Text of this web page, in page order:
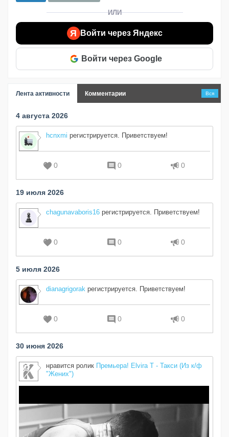
ИЛИ
Я Войти через Яндекс
Войти через Google
Лента активности Комментарии Вся
4 августа 2026
hcnxmi регистрируется. Приветствуем!
0 0 0
19 июля 2026
chagunavaboris16 регистрируется. Приветствуем!
0 0 0
5 июля 2026
dianagrigorak регистрируется. Приветствуем!
0 0 0
30 июня 2026
нравится ролик Премьера! Elvira T - Такси (Из к/ф
"Жених")